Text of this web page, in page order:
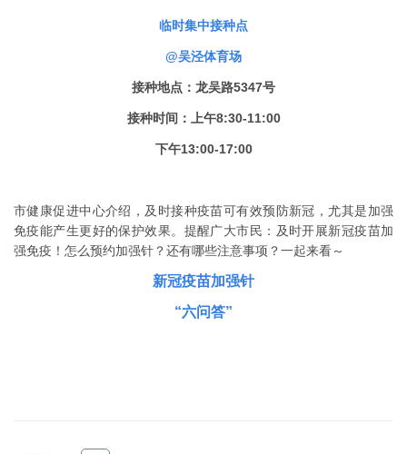
临时集中接种点
@吴泾体育场
接种地点：龙吴路5347号
接种时间：上午8:30-11:00
下午13:00-17:00
市健康促进中心介绍，及时接种疫苗可有效预防新冠，尤其是加强
免疫能产生更好的保护效果。提醒广大市民：及时开展新冠疫苗加
强免疫！怎么预约加强针？还有哪些注意事项？一起来看～
新冠疫苗加强针
“六问答”